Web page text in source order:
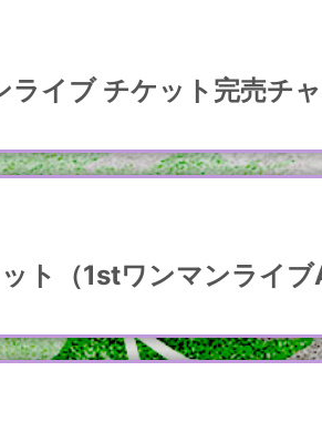
ライブ チケット完売チ
ト（1stワンマンライ